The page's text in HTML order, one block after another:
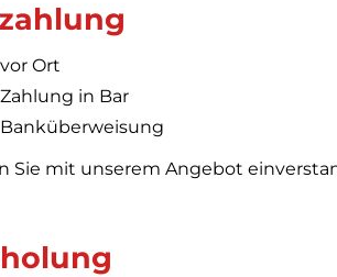
vor Ort
Zahlung in Bar
Banküberweisung
Sie mit unserem Angebot